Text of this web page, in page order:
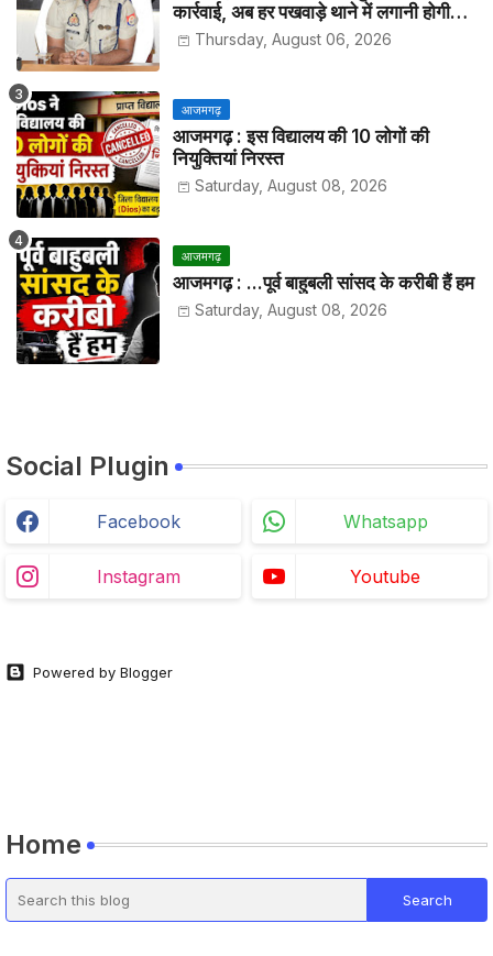
कार्रवाई, अब हर पखवाड़े थाने में लगानी होगी
हाजिरीThursday, August 06, 2026
आजमगढ़
आजमगढ़ : इस विद्यालय की 10 लोगों की
नियुक्तियां निरस्त
Saturday, August 08, 2026
आजमगढ़
आजमगढ़ : ...पूर्व बाहुबली सांसद के करीबी हैं हम
Saturday, August 08, 2026
Social Plugin
Facebook Whatsapp
Instagram Youtube
Powered by Blogger
Home